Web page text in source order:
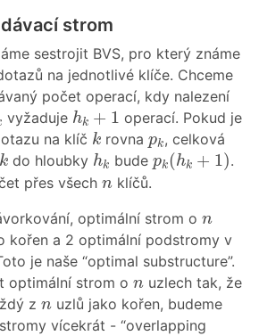
strom
sestrojit BVS, pro který známe
na jednotlivé klíče. Chceme
počet operací, kdy nalezení
vyžaduje hk + 1
h +
operací. Pokud je
na klíč k
k rovna pk
pk, celková
k
k do hloubky hk
h bude pk (hk + 1)
pk(h + 1) .
přes všech n
n klíčů.
optimální strom o n
n
kořen a 2 optimální podstromy v
je naše “optimal substructure”.
optimální strom o n
n uzlech tak, že
z n
n uzlů jako kořen, budeme
vícekrát - “overlapping